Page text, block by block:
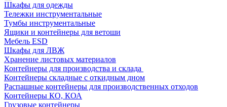
Шкафы для одежды
Тележки инструментальные
Тумбы инструментальные
Ящики и контейнеры для ветоши
Мебель ESD
Шкафы для ЛВЖ
Хранение листовых материалов
Контейнеры для производства и склада
Контейнеры складные с откидным дном
Распашные контейнеры для производственных отходов
Контейнеры КО, КОА
Грузовые контейнеры